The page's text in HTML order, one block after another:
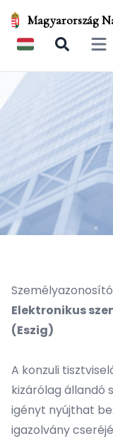
Magyarország
Elektronikus
(Eszig)
A konzuli
kizárólag állandó
igényt nyújthat
igazolvány